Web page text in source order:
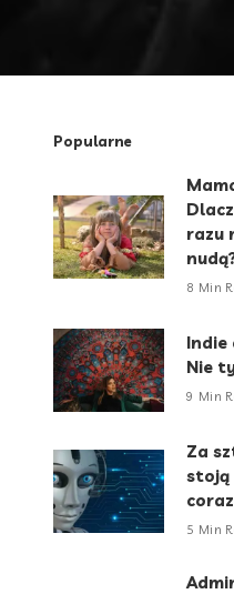
Popularne
razu
8 Min
Indie
Nie
9 Min
Za
stoją
5 Min